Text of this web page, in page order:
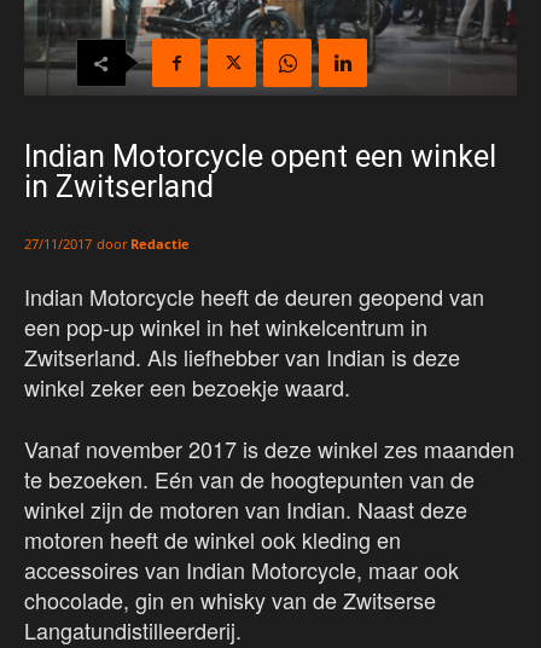
Indian Motorcycle opent een winkel
in Zwitserland
27/11/2017 door Redactie
Indian Motorcycle heeft de deuren geopend van
een pop-up winkel in het winkelcentrum in
Zwitserland. Als liefhebber van Indian is deze
winkel zeker een bezoekje waard.
Vanaf november 2017 is deze winkel zes maanden
te bezoeken. Eén van de hoogtepunten van de
winkel zijn de motoren van Indian. Naast deze
motoren heeft de winkel ook kleding en
accessoires van Indian Motorcycle, maar ook
chocolade, gin en whisky van de Zwitserse
Langatundistilleerderij.